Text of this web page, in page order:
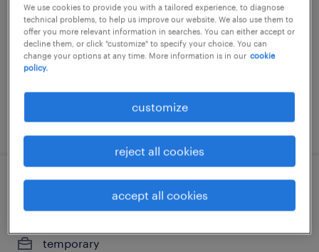
埼玉県さいたま市南区, 埼玉県
temporary
¥1460.00 per hour
posted 15 april 2026
販売（家電・携帯・その他）
temporary
We use cookies to provide you with a tailored experience, to diagnose
technical problems, to help us improve our website. We also use them to
offer you more relevant information in searches. You can either accept or
decline them, or click "customize" to specify your choice. You can
change your options at any time. More information is in our cookie
policy.
customize
reject all cookies
accept all cookies